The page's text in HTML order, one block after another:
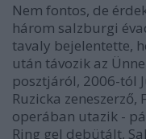
Nem fontos, de
három salzburgi
tavaly bejelentette,
után távozik az
posztjáról, 2006-tól
Ruzicka
operában utazik -
Ring gel debütált,